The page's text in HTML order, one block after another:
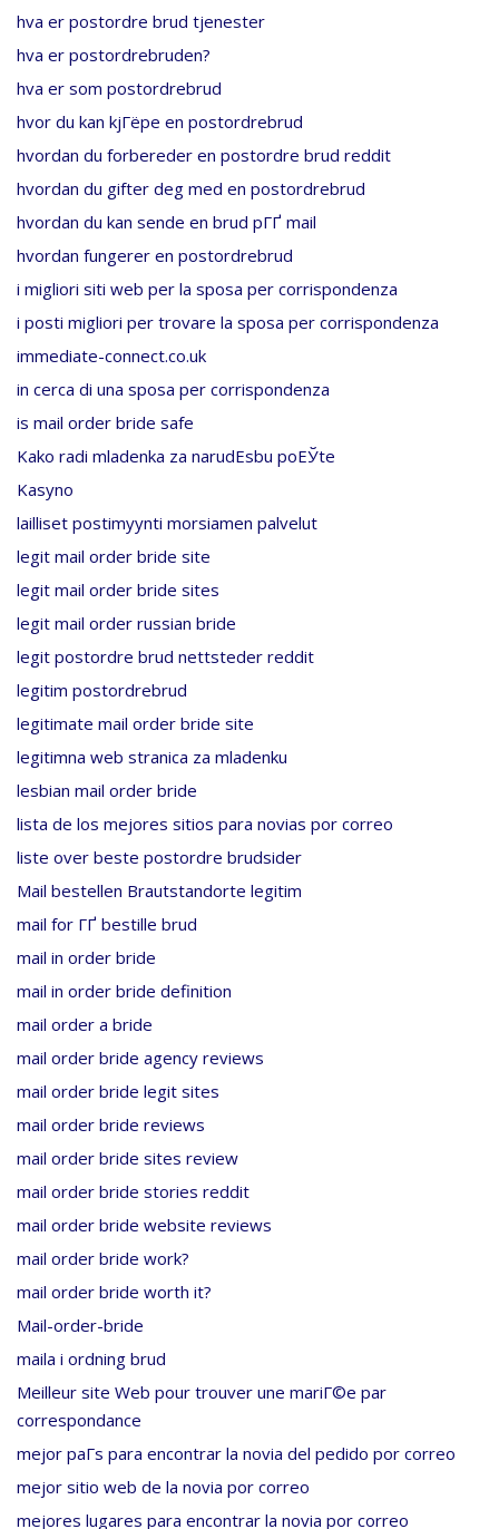
hva er postordre brud tjenester
hva er postordrebruden?
hva er som postordrebrud
hvor du kan kjГёpe en postordrebrud
hvordan du forbereder en postordre brud reddit
hvordan du gifter deg med en postordrebrud
hvordan du kan sende en brud pГҐ mail
hvordan fungerer en postordrebrud
i migliori siti web per la sposa per corrispondenza
i posti migliori per trovare la sposa per corrispondenza
immediate-connect.co.uk
in cerca di una sposa per corrispondenza
is mail order bride safe
Kako radi mladenka za narudЕѕbu poЕЎte
Kasyno
lailliset postimyynti morsiamen palvelut
legit mail order bride site
legit mail order bride sites
legit mail order russian bride
legit postordre brud nettsteder reddit
legitim postordrebrud
legitimate mail order bride site
legitimna web stranica za mladenku
lesbian mail order bride
lista de los mejores sitios para novias por correo
liste over beste postordre brudsider
Mail bestellen Brautstandorte legitim
mail for ГҐ bestille brud
mail in order bride
mail in order bride definition
mail order a bride
mail order bride agency reviews
mail order bride legit sites
mail order bride reviews
mail order bride sites review
mail order bride stories reddit
mail order bride website reviews
mail order bride work?
mail order bride worth it?
Mail-order-bride
maila i ordning brud
Meilleur site Web pour trouver une mariГ©e par
correspondance
mejor paГ­s para encontrar la novia del pedido por correo
mejor sitio web de la novia por correo
mejores lugares para encontrar la novia por correo